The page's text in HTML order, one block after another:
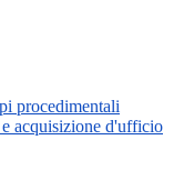
procedimentali
acquisizione d'ufficio